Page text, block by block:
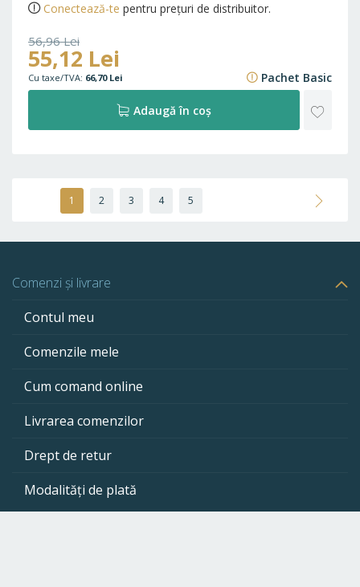
Conectează-te pentru prețuri de distribuitor.
56,96 Lei
68,92 Lei
55,12 Lei
66,70 Lei Pachet Basic
Adaugă în coș
Pagină În1 Pagină
2 Pagină
3 Pagină
4 Pagină
5
Comenzi și livrare
Contul meu
Comenzile mele
Cum comand online
Livrarea comenzilor
Drept de retur
Modalități de plată